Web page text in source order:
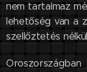
nem tartalmaz
lehetőség van a
szellőztetés